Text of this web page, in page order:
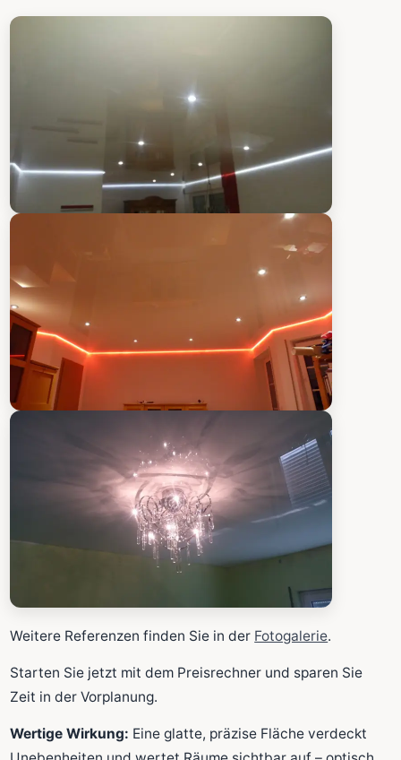
Weitere Referenzen finden Sie in der Fotogalerie.
Starten Sie jetzt mit dem Preisrechner und sparen Sie
Zeit in der Vorplanung.
Wertige Wirkung: Eine glatte, präzise Fläche verdeckt